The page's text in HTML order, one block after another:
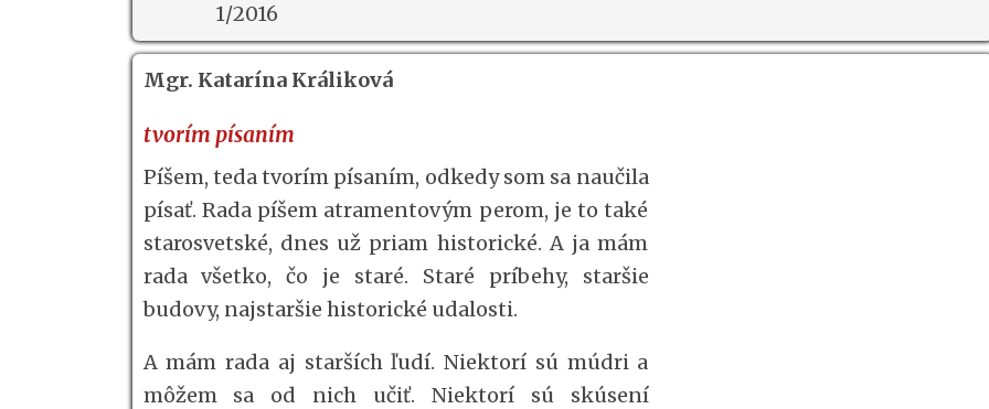
1/2016
Mgr. Katarína Králiková
tvorím písaním
Píšem, teda tvorím písaním, odkedy som sa naučila
písať. Rada píšem atramentovým perom, je to také
starosvetské, dnes už priam historické. A ja mám
rada všetko, čo je staré. Staré príbehy, staršie
budovy, najstaršie historické udalosti.
A mám rada aj starších ľudí. Niektorí sú múdri a
môžem sa od nich učiť. Niektorí sú skúsení